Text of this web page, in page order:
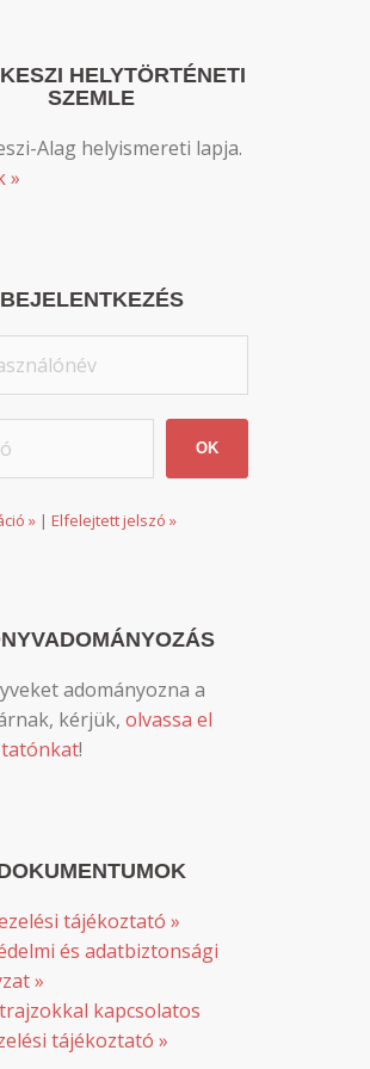
HELYTÖRTÉNETI
SZEMLE
Alag helyismereti lapja.
»
BEJELENTKEZÉS
»| Elfelejtett jelszó »
adományozna a
kérjük, olvassa el
!
tájékoztató »
és adatbiztonsági
»
kapcsolatos
tájékoztató »